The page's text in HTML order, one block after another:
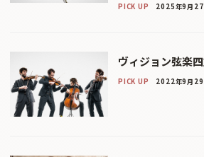
PICK UP 2025年9月
ヴィジョン弦楽
PICK UP 2022年9月